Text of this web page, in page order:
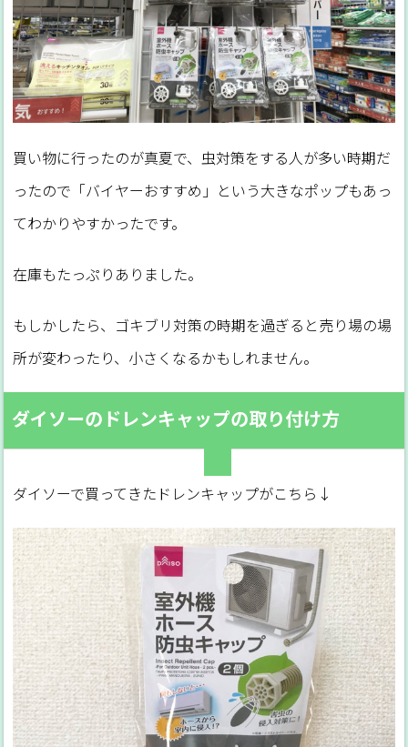
買い物に行ったのが真夏で、虫対策をする人が多い時期だ
ったので「バイヤーおすすめ」という大きなポップもあっ
てわかりやすかったです。
在庫もたっぷりありました。
もしかしたら、ゴキブリ対策の時期を過ぎると売り場の場
所が変わったり、小さくなるかもしれません。
ダイソーのドレンキャップの取り付け方
ダイソーで買ってきたドレンキャップがこちら↓